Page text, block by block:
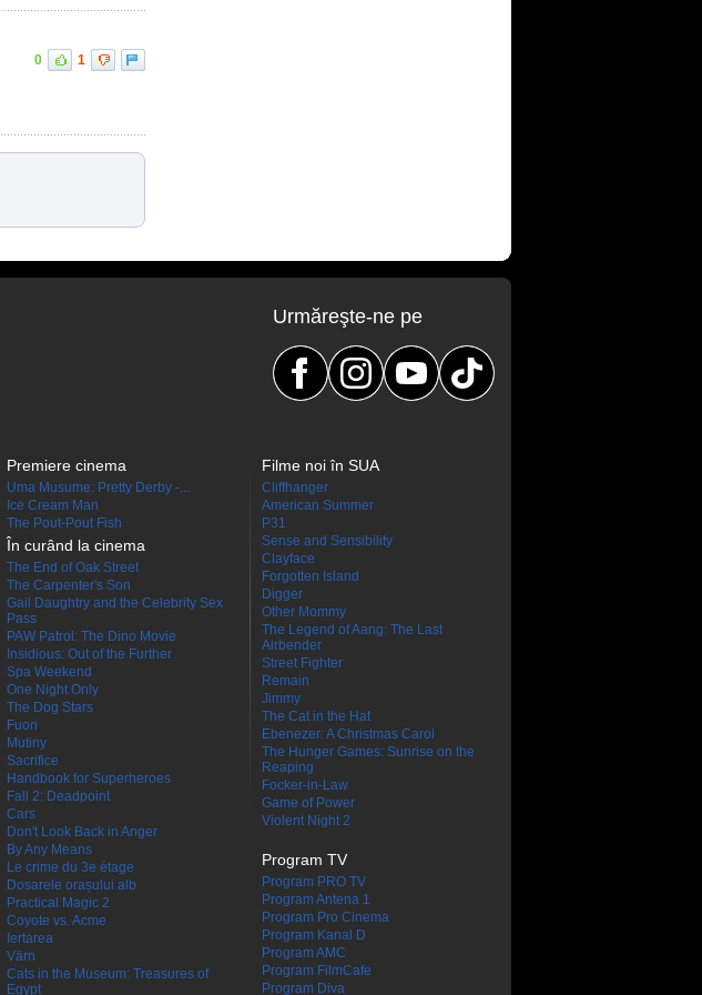
0 1
Urmăreşte-ne pe
Premiere cinema
Uma Musume: Pretty Derby -...
Ice Cream Man
The Pout-Pout Fish
În curând la cinema
The End of Oak Street
The Carpenter's Son
Gail Daughtry and the Celebrity Sex
Pass
PAW Patrol: The Dino Movie
Insidious: Out of the Further
Spa Weekend
One Night Only
The Dog Stars
Fuori
Mutiny
Sacrifice
Handbook for Superheroes
Fall 2: Deadpoint
Cars
Don't Look Back in Anger
By Any Means
Le crime du 3e étage
Dosarele orașului alb
Practical Magic 2
Coyote vs. Acme
Iertarea
Värn
Cats in the Museum: Treasures of
Egypt
Filme noi în SUA
Cliffhanger
American Summer
P31
Sense and Sensibility
Clayface
Forgotten Island
Digger
Other Mommy
The Legend of Aang: The Last
Airbender
Street Fighter
Remain
Jimmy
The Cat in the Hat
Ebenezer: A Christmas Carol
The Hunger Games: Sunrise on the
Reaping
Focker-in-Law
Game of Power
Violent Night 2
Program TV
Program PRO TV
Program Antena 1
Program Pro Cinema
Program Kanal D
Program AMC
Program FilmCafe
Program Diva